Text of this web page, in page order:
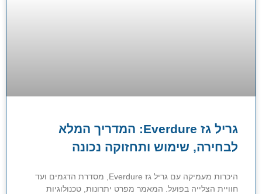
גריל גז Everdure: המדריך המלא
לבחירה, שימוש ותחזוקה נכונה
היכרות מעמיקה עם גריל גז Everdure, מסדרת הדגמים ועד
חוויית הצלייה בפועל. המאמר מפרט יתרונות, טכנולוגיות